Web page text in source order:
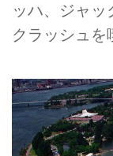
ッハ、ジャ
クラッシュを